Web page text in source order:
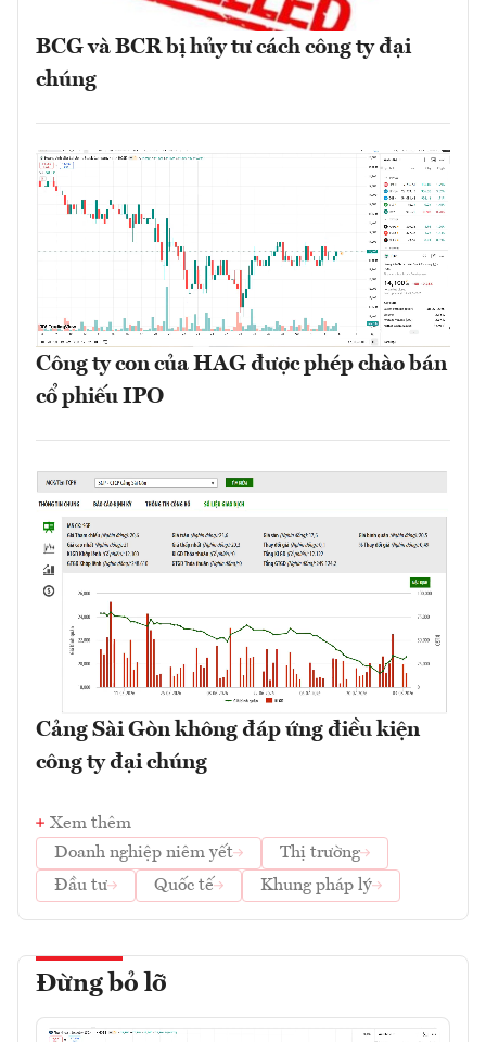
BCG và BCR bị hủy tư cách công ty đại
chúng
Công ty con của HAG được phép chào bán
cổ phiếu IPO
Cảng Sài Gòn không đáp ứng điều kiện
công ty đại chúng
Xem thêm
Doanh nghiệp niêm yết
Thị trường
Đầu tư
Quốc tế Khung pháp lý
Đừng bỏ lỡ